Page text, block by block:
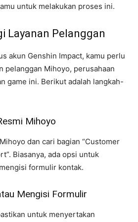
untuk melakukan proses ini.
Layanan Pelanggan
akun Genshin Impact, kamu perlu
pelanggan Mihoyo, perusahaan
game ini. Berikut adalah langkah-
Mihoyo
dan cari bagian “Customer
Biasanya, ada opsi untuk
formulir kontak.
Mengisi Formulir
untuk menyertakan